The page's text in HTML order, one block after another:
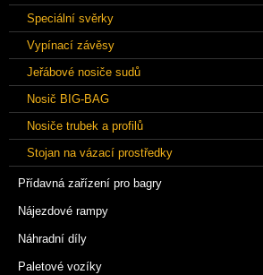
Speciální svěrky
Vypínací závěsy
Jeřábové nosiče sudů
Nosič BIG-BAG
Nosiče trubek a profilů
Stojan na vázací prostředky
Přídavná zařízení pro bagry
Nájezdové rampy
Náhradní díly
Paletové vozíky